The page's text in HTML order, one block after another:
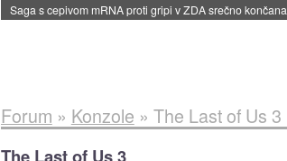
BMW v vozilih začel predvajati reklame::danes ob 06:09
Forum » Konzole » The Last of Us 3
The Last of Us 3